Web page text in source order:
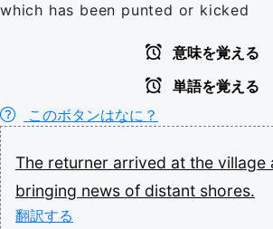
which has been punted or kicked
意味を覚える
単語を覚える
このボタンはなに？
The returner arrived at the village
bringing news of distant shores.
翻訳する